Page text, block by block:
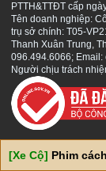
PTTH&TTĐT cấp
Tên doanh nghiệp:
trụ sở chính: T05-
Thanh Xuân Trung,
096.494.6066; Email:
Người chịu trách
[Xe Cộ] Phim